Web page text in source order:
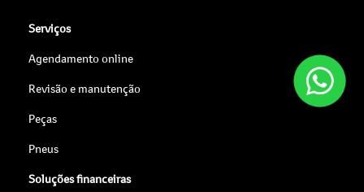
Serviços
Agendamento online
Revisão e manutenção
Peças
Pneus
Soluções financeiras